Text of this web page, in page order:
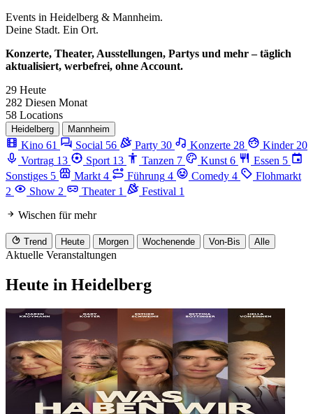
Events in Heidelberg & Mannheim.
Deine Stadt. Ein Ort.
Konzerte, Theater, Ausstellungen, Partys und mehr – täglich
aktualisiert, werbefrei, ohne Account.
29 Heute
282 Diesen Monat
58 Locations
Heidelberg Mannheim
Kino 61 Social 56 Party 30 Konzerte 28 Kinder 20
Vortrag 13 Sport 13 Tanzen 7 Kunst 6 Essen 5
Sonstiges 5 Markt 4 Führung 4 Comedy 4
Flohmarkt
2
Show 2 Theater 1 Festival 1
Wischen für mehr
Trend Heute Morgen Wochenende Von-Bis Alle
Aktuelle Veranstaltungen
Heute in Heidelberg